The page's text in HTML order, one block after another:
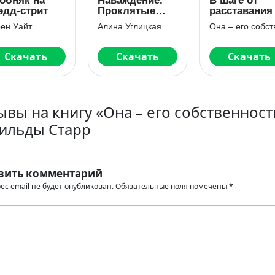
стрит
Уайт
Скачать
Проклятые
элохимы
Алина Углицкая
Скачать
расставания
Скачать
на книгу «Она – его
Старр
комментарий
email не будет опубликован.Обязательные поля помечены*